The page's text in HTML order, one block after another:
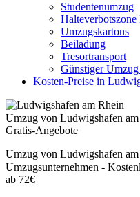
Studentenumzug
Umzugskartons
Beiladung
Tresortransport
Günstiger
Kosten-Preise in
Umzug von Ludwigshafen
Gratis-Angebote
Umzug von Ludwigshafen
Umzugsunternehmen -
ab 72€